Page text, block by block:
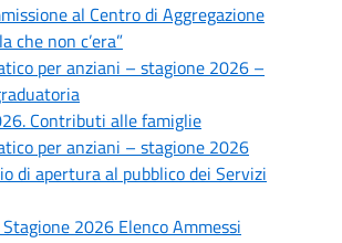
al Centro di Aggregazione
che non c’era”
per anziani – stagione 2026 –
Contributi alle famiglie
per anziani – stagione 2026
di apertura al pubblico dei Servizi
2026 Elenco Ammessi